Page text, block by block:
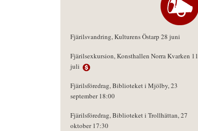
Fjärilsvandring, Kulturens Östarp 28 juni
Fjärilsexkursion, Konsthallen Norra Kvarken 11
juli
Fjärilsföredrag, Biblioteket i Mjölby, 23
september 18:00
Fjärilsföredrag, Biblioteket i Trollhättan, 27
oktober 17:30